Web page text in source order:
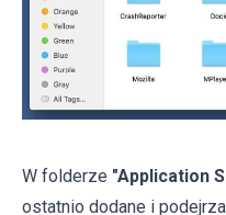
W folderze "Application
ostatnio dodane i